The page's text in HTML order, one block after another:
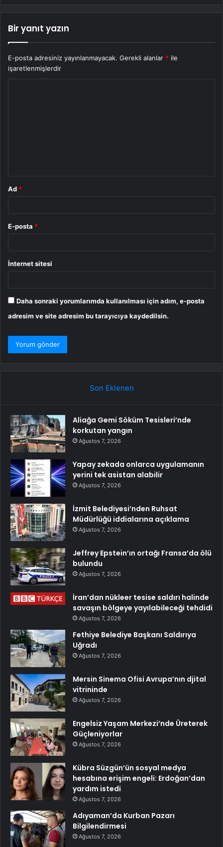
Bir yanıt yazın
E-posta adresiniz yayınlanmayacak. Gerekli alanlar * ile
işaretlenmişlerdir
Ad *
E-posta *
İnternet sitesi
Daha sonraki yorumlarımda kullanılması için adım, e-posta
adresim ve site adresim bu tarayıcıya kaydedilsin.
Son Eklenen
Aliağa Gemi Söküm Tesisleri’nde
korkutan yangın
Ağustos 7, 2026
Yapay zekada onlarca uygulamanın
yerini tek asistan alabilir
Ağustos 7, 2026
İzmit Belediyesi’nden Ruhsat
Müdürlüğü iddialarına açıklama
Ağustos 7, 2026
Jeffrey Epstein’ın ortağı Fransa’da ölü
bulundu
Ağustos 7, 2026
İran’dan nükleer tesise saldırı halinde
savaşın bölgeye yayılabileceği tehdidi
Ağustos 7, 2026
Fethiye Belediye Başkanı Saldırıya
Uğradı
Ağustos 7, 2026
Mersin Sinema Ofisi Avrupa’nın djital
vitrininde
Ağustos 7, 2026
Engelsiz Yaşam Merkezi’nde Üreterek
Güçleniyorlar
Ağustos 7, 2026
Kübra Süzgün’ün sosyal medya
hesabına erişim engeli: Erdoğan’dan
yardım istedi
Ağustos 7, 2026
Adıyaman’da Kurban Pazarı
Bilgilendirmesi
Ağustos 7, 2026